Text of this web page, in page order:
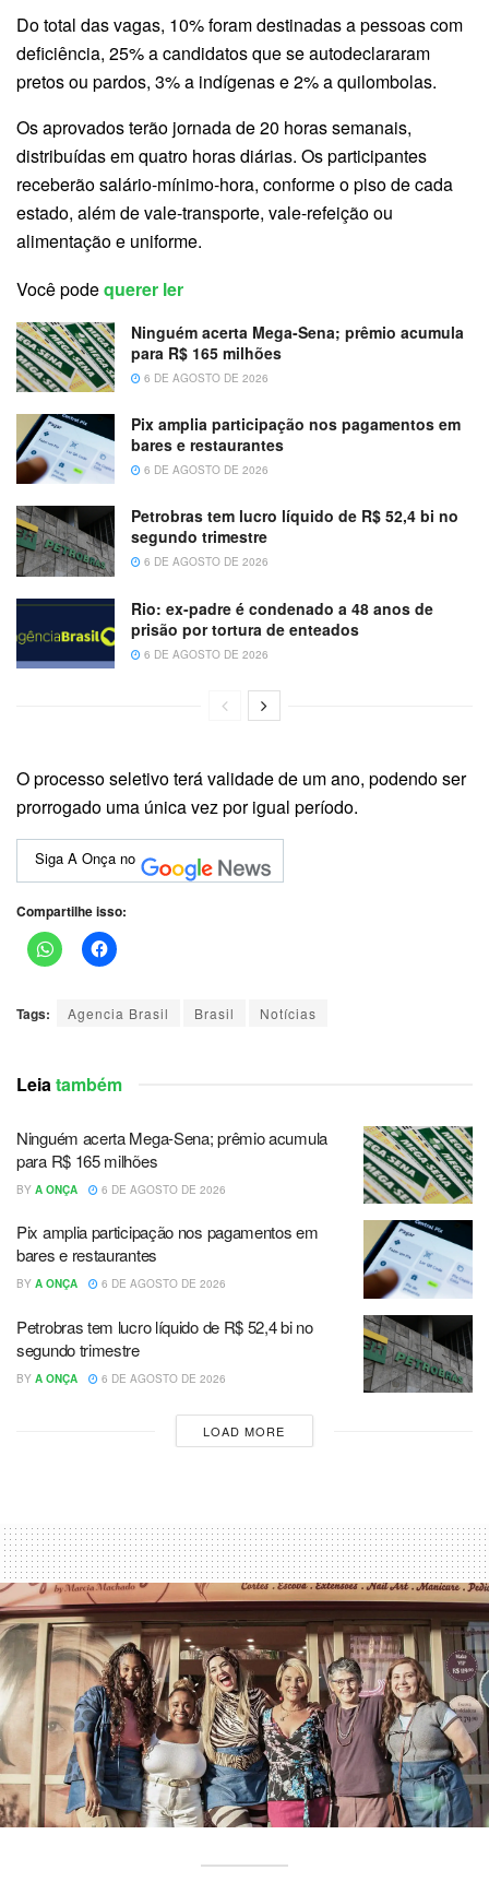
Do total das vagas, 10% foram destinadas a pessoas com
deficiência, 25% a candidatos que se autodeclararam
pretos ou pardos, 3% a indígenas e 2% a quilombolas.
Os aprovados terão jornada de 20 horas semanais,
distribuídas em quatro horas diárias. Os participantes
receberão salário-mínimo-hora, conforme o piso de cada
estado, além de vale-transporte, vale-refeição ou
alimentação e uniforme.
Você podequerer ler
Ninguém acerta Mega-Sena; prêmio acumula
para R$ 165 milhões
6 DE AGOSTO DE 2026
Pix amplia participação nos pagamentos em
bares e restaurantes
6 DE AGOSTO DE 2026
Petrobras tem lucro líquido de R$ 52,4 bi no
segundo trimestre
6 DE AGOSTO DE 2026
Rio: ex-padre é condenado a 48 anos de
prisão por tortura de enteados
6 DE AGOSTO DE 2026
O processo seletivo terá validade de um ano, podendo ser
prorrogado uma única vez por igual período.
Siga A Onça no
Compartilhe isso:
Tags: Agencia Brasil Brasil Notícias
Leia também
Ninguém acerta Mega-Sena; prêmio acumula
para R$ 165 milhões
BY A ONÇA 6 DE AGOSTO DE 2026
Pix amplia participação nos pagamentos em
bares e restaurantes
BY A ONÇA 6 DE AGOSTO DE 2026
Petrobras tem lucro líquido de R$ 52,4 bi no
segundo trimestre
BY A ONÇA 6 DE AGOSTO DE 2026
LOAD MORE